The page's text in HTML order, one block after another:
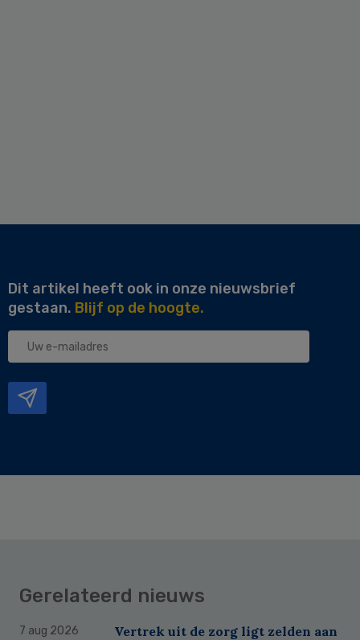
Dit artikel heeft ook in onze nieuwsbrief
gestaan. Blijf op de hoogte.
Uw
Gerelateerd nieuws
7 aug 2026
Vertrek uit de zorg ligt zelden aan